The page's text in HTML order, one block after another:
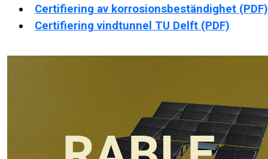
Certifiering av korrosionsbeständighet (PDF)
Certifiering vindtunnel TU Delft (PDF)